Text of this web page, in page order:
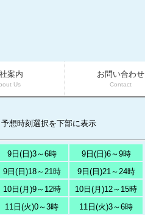
案内
Us
お問い合わせ
Contact
予想時刻選択を下部に表示
9日(日)3～6時
9日(日)6～9時
9日(日)18～21時
9日(日)21～24時
10日(月)9～12時
10日(月)12～15時
11日(火)0～3時
11日(火)3～6時